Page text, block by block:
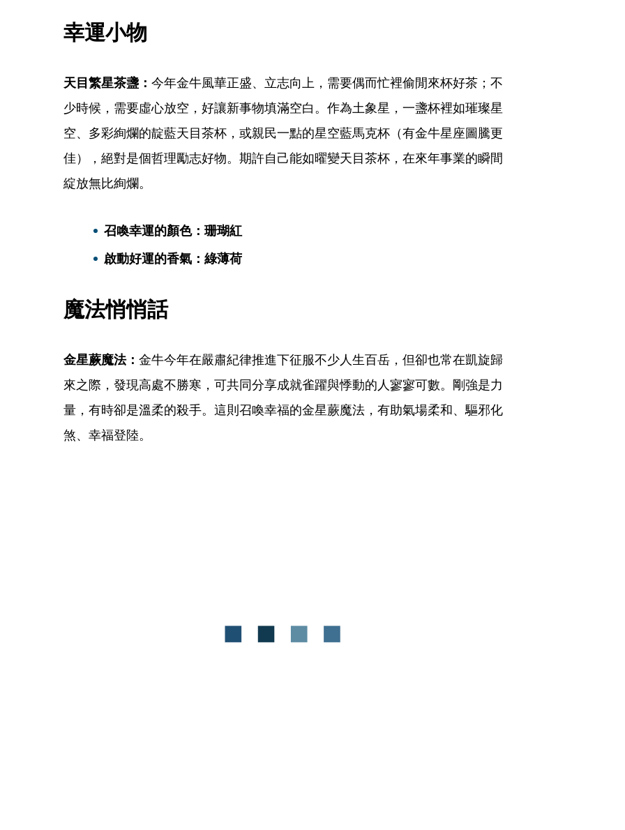
幸運小物
天目繁星茶盞： 今年金牛風華正盛、立志向上，需要偶而忙裡偷閒來杯好茶；不
少時候，需要虛心放空，好讓新事物填滿空白。作為土象星，一盞杯裡如璀璨星
空、多彩絢爛的靛藍天目茶杯，或親民一點的星空藍馬克杯（有金牛星座圖騰更
佳），絕對是個哲理勵志好物。期許自己能如曜變天目茶杯，在來年事業的瞬間
綻放無比絢爛。
召喚幸運的顏色：珊瑚紅
啟動好運的香氣：綠薄荷
魔法悄悄話
金星蕨魔法： 金牛今年在嚴肅紀律推進下征服不少人生百岳，但卻也常在凱旋歸
來之際，發現高處不勝寒，可共同分享成就雀躍與悸動的人寥寥可數。剛強是力
量，有時卻是溫柔的殺手。這則召喚幸福的金星蕨魔法，有助氣場柔和、驅邪化
煞、幸福登陸。